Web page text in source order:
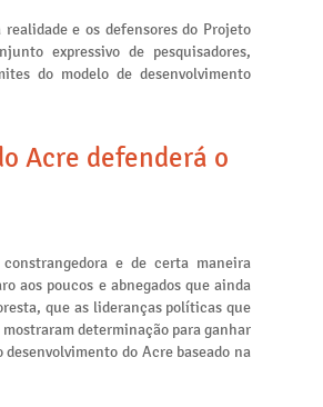
e os defensores do Projeto
expressivo de pesquisadores,
do modelo de desenvolvimento
Acre defenderá o
e de certa maneira
aos poucos e abnegados que ainda
que as lideranças políticas que
determinação para ganhar
do Acre baseado na